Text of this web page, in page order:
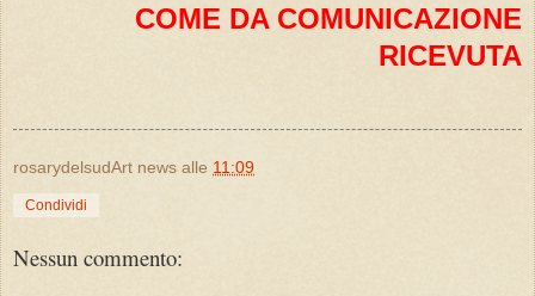
COME DA COMUNICAZIONE
RICEVUTA
rosarydelsudArt news alle 11:09
Condividi
Nessun commento: